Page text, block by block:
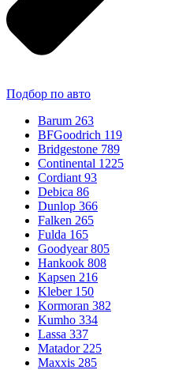
Подбор по авто
Barum 263
BFGoodrich 119
Bridgestone 789
Continental 1225
Cordiant 93
Debica 86
Dunlop 366
Falken 265
Fulda 165
Goodyear 805
Hankook 808
Kapsen 216
Kleber 150
Kormoran 382
Kumho 334
Lassa 337
Matador 225
Maxxis 285